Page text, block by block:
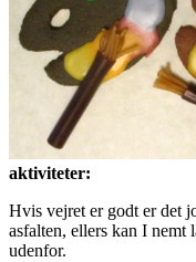
aktiviteter:
Hvis vejret er godt er det
asfalten, ellers kan I nemt
udenfor.